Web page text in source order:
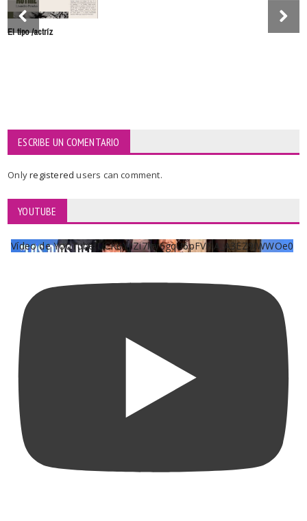
El tipo /actríz
ESCRIBE UN COMENTARIO
Onlyregisteredusers can comment.
YOUTUBE
Vídeo de YouTube UCKqYjiZi7lzy6gqU6pFVFiA_A3EZ9JWWOe0